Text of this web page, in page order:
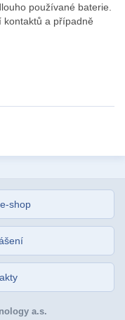
používané baterie.
kontaktů a případně
shop
a.s.